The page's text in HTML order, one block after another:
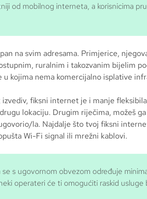
od mobilnog interneta, a korisnicima
na svim adresama. Primjerice,
ruralnim i takozvanim bijelim
u kojima nema komercijalno isplative
fiksni internet je i manje
lokaciju. Drugim riječima, možeš
la. Najdalje što tvoj fiksni
Wi-Fi signal ili mrežni kablovi.
se s ugovornom obvezom određuje
operateri će ti omogućiti raskid usluge